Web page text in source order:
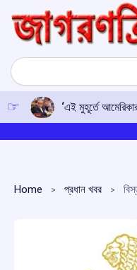
content
Search
‘এই মুহূর্তে
Home প্রধান খবর